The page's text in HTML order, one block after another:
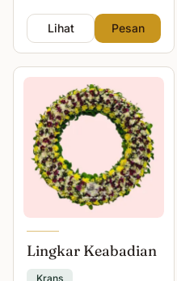
Lihat Pesan
Lingkar Keabadian
Krans